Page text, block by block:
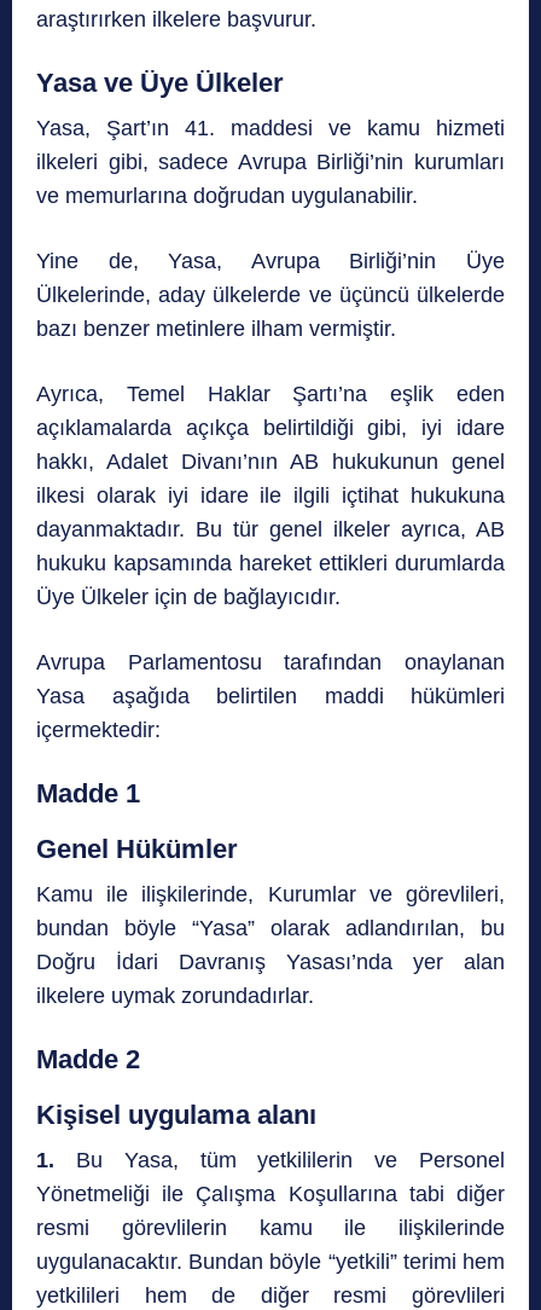
araştırırken ilkelere başvurur.
Yasa ve Üye Ülkeler
Yasa, Şart’ın 41. maddesi ve kamu hizmeti
ilkeleri gibi, sadece Avrupa Birliği’nin kurumları
ve memurlarına doğrudan uygulanabilir.
Yine de, Yasa, Avrupa Birliği’nin Üye
Ülkelerinde, aday ülkelerde ve üçüncü ülkelerde
bazı benzer metinlere ilham vermiştir.
Ayrıca, Temel Haklar Şartı’na eşlik eden
açıklamalarda açıkça belirtildiği gibi, iyi idare
hakkı, Adalet Divanı’nın AB hukukunun genel
ilkesi olarak iyi idare ile ilgili içtihat hukukuna
dayanmaktadır. Bu tür genel ilkeler ayrıca, AB
hukuku kapsamında hareket ettikleri durumlarda
Üye Ülkeler için de bağlayıcıdır.
Avrupa Parlamentosu tarafından onaylanan
Yasa aşağıda belirtilen maddi hükümleri
içermektedir:
Madde 1
Genel Hükümler
Kamu ile ilişkilerinde, Kurumlar ve görevlileri,
bundan böyle “Yasa” olarak adlandırılan, bu
Doğru İdari Davranış Yasası’nda yer alan
ilkelere uymak zorundadırlar.
Madde 2
Kişisel uygulama alanı
1. Bu Yasa, tüm yetkililerin ve Personel
Yönetmeliği ile Çalışma Koşullarına tabi diğer
resmi görevlilerin kamu ile ilişkilerinde
uygulanacaktır. Bundan böyle “yetkili” terimi hem
yetkilileri hem de diğer resmi görevlileri